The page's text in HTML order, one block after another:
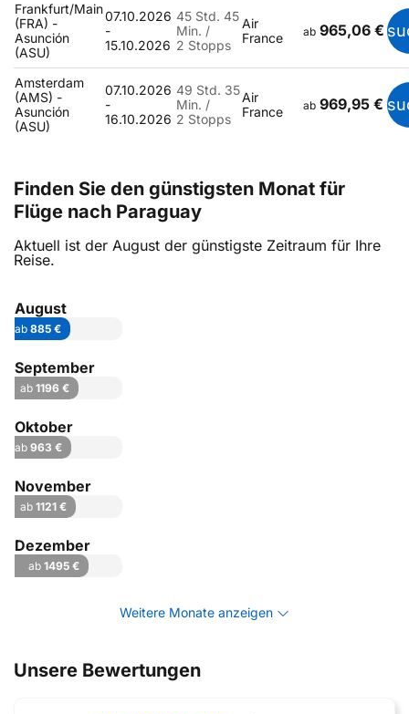
Frankfurt/Main
(FRA) -
Asunción
(ASU)
07.10.2026
-
15.10.2026
45 Std. 45
Min. /
2 Stopps
Air
France
ab 965,06 €
Amsterdam
(AMS) -
Asunción
(ASU)
07.10.2026
-
16.10.2026
49 Std. 35
Min. /
2 Stopps
Air
France
ab 969,95 €
Finden Sie den günstigsten Monat für
Flüge nach Paraguay
Aktuell ist der August der günstigste Zeitraum für Ihre
Reise.
August
ab 885 €
September
ab 1196 €
Oktober
ab 963 €
November
ab 1121 €
Dezember
ab1495 €
Weitere Monate anzeigen
Unsere Bewertungen